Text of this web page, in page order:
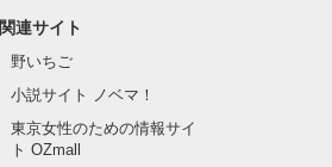
関連サイト
野いちご
小説サイト ノベマ！
東京女性のための情報サイ
ト OZmall